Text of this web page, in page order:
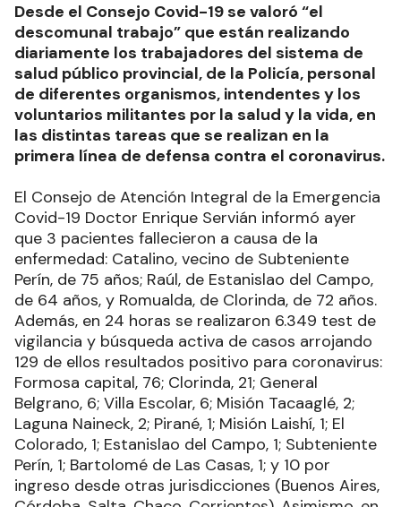
Desde el Consejo Covid-19 se valoró “el
descomunal trabajo” que están realizando
diariamente los trabajadores del sistema de
salud público provincial, de la Policía, personal
de diferentes organismos, intendentes y los
voluntarios militantes por la salud y la vida, en
las distintas tareas que se realizan en la
primera línea de defensa contra el coronavirus.
El Consejo de Atención Integral de la Emergencia
Covid-19 Doctor Enrique Servián informó ayer
que 3 pacientes fallecieron a causa de la
enfermedad: Catalino, vecino de Subteniente
Perín, de 75 años; Raúl, de Estanislao del Campo,
de 64 años, y Romualda, de Clorinda, de 72 años.
Además, en 24 horas se realizaron 6.349 test de
vigilancia y búsqueda activa de casos arrojando
129 de ellos resultados positivo para coronavirus:
Formosa capital, 76; Clorinda, 21; General
Belgrano, 6; Villa Escolar, 6; Misión Tacaaglé, 2;
Laguna Naineck, 2; Pirané, 1; Misión Laishí, 1; El
Colorado, 1; Estanislao del Campo, 1; Subteniente
Perín, 1; Bartolomé de Las Casas, 1; y 10 por
ingreso desde otras jurisdicciones (Buenos Aires,